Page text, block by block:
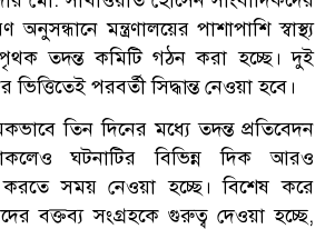
মন্ত্রণালয়ের পাশাপাশি স্বাস্থ্য
তদন্ত কমিটি গঠন করা হচ্ছে। দুই
ভিত্তিতেই পরবর্তী সিদ্ধান্ত নেওয়া হবে।
তিন দিনের মধ্যে তদন্ত প্রতিবেদন
ঘটনাটির বিভিন্ন দিক আরও
করতে সময় নেওয়া হচ্ছে। বিশেষ করে
বক্তব্য সংগ্রহকে গুরুত্ব দেওয়া হচ্ছে,